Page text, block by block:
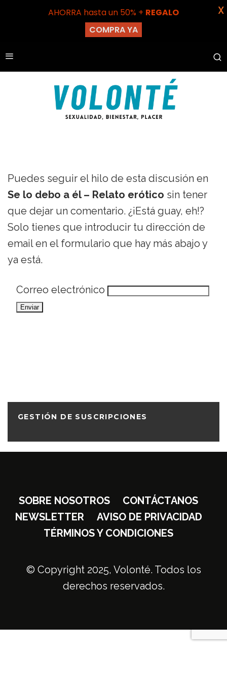
Puedes seguir el hilo de esta discusión en
Se lo debo a él – Relato erótico sin tener
que dejar un comentario. ¿¡Está guay, eh!?
Solo tienes que introducir tu dirección de
email en el formulario que hay más abajo y
ya está.
Correo electrónico
GESTIÓN DE SUSCRIPCIONES
SOBRE NOSOTROS
CONTÁCTANOS
NEWSLETTER
AVISO DE PRIVACIDAD
TÉRMINOS Y CONDICIONES
© Copyright 2025, Volonté. Todos los
derechos reservados.
AHORRA hasta un 50% + REGALO
COMPRA YA
X